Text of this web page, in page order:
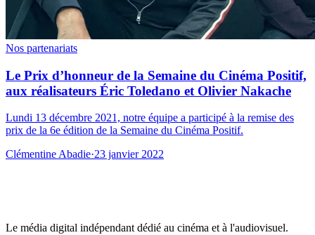
Nos partenariats
Le Prix d’honneur de la Semaine du Cinéma Positif,
aux réalisateurs Éric Toledano et Olivier Nakache
Lundi 13 décembre 2021, notre équipe a participé à la remise des
prix de la 6e édition de la Semaine du Cinéma Positif.
Clémentine Abadie·23 janvier 2022
Le média digital indépendant dédié au cinéma et à l'audiovisuel.